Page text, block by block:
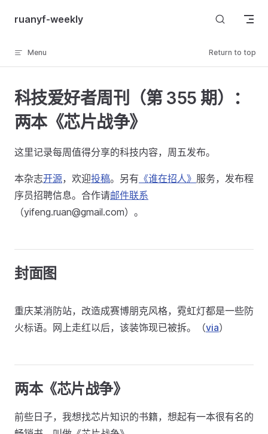
Skip to content
ruanyf-weekly
Menu Return to top
科技爱好者周刊（第 355 期）：
两本《芯片战争》
这里记录每周值得分享的科技内容，周五发布。
本杂志开源，欢迎投稿。另有 《谁在招人》 服务，发布程
序员招聘信息。合作请邮件联系
（yifeng.ruan@gmail.com）。
封面图
重庆某消防站，改造成赛博朋克风格，霓虹灯都是一些防
火标语。网上走红以后，该装饰现已被拆。（via）
两本《芯片战争》
前些日子，我想找芯片知识的书籍，想起有一本很有名的